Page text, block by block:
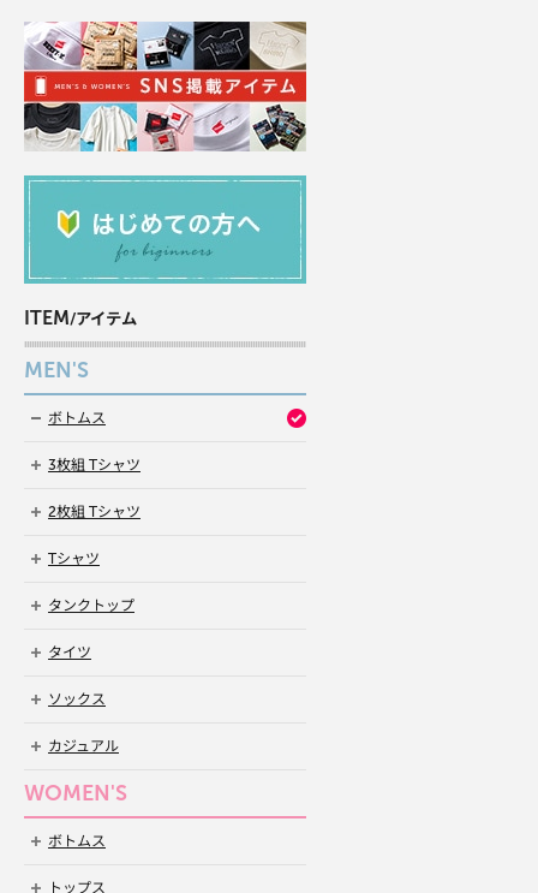
ITEM/アイテム
MEN'S
ボトムス
3枚組 Tシャツ
2枚組 Tシャツ
Tシャツ
タンクトップ
タイツ
ソックス
カジュアル
WOMEN'S
ボトムス
トップス